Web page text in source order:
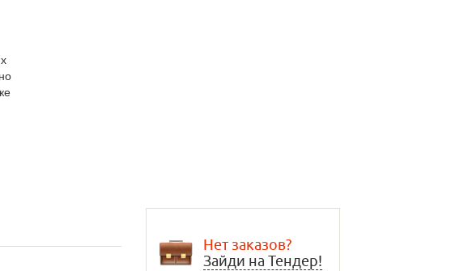
Нет заказов?
Зайди на Тендер!